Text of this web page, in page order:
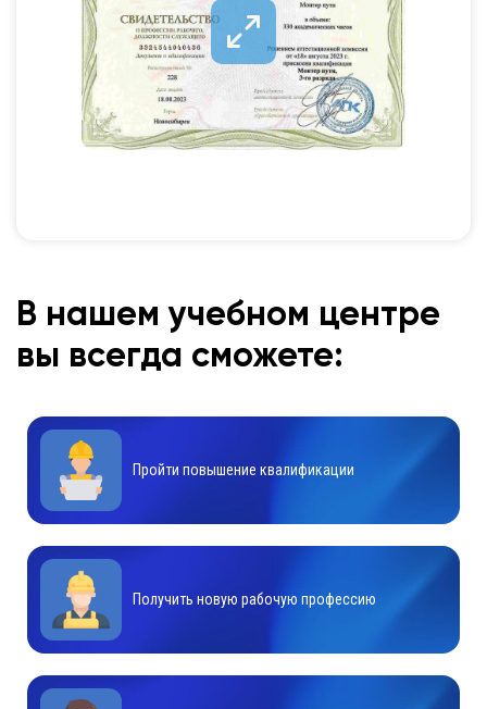
В нашем учебном центре
вы всегда сможете:
Пройти повышение квалификации
Получить новую рабочую профессию